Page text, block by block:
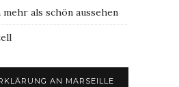
als schön aussehen
AN MARSEILLE